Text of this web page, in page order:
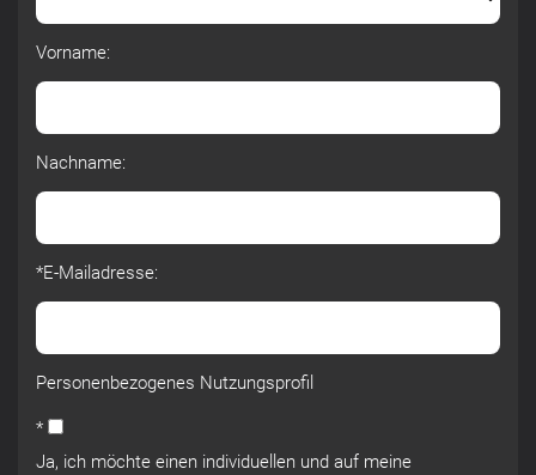
Vorname:
Nachname:
*E-Mailadresse:
Personenbezogenes Nutzungsprofil
*
Ja, ich möchte einen individuellen und auf meine